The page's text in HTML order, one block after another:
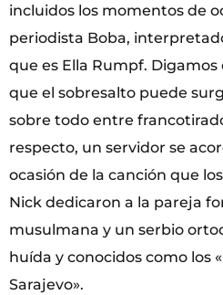
incluidos los momentos de
periodista Boba,
que es Ella Rumpf. Digamos
que el sobresalto puede
sobre todo entre
respecto, un servidor se
ocasión de la canción que
Nick dedicaron a la pareja
musulmana y un serbio
huída y conocidos como los
Sarajevo».